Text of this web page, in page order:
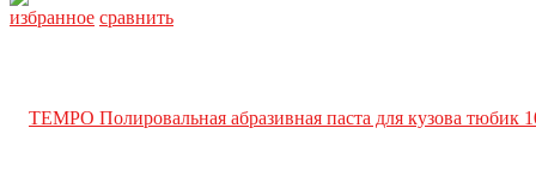
избранное сравнить